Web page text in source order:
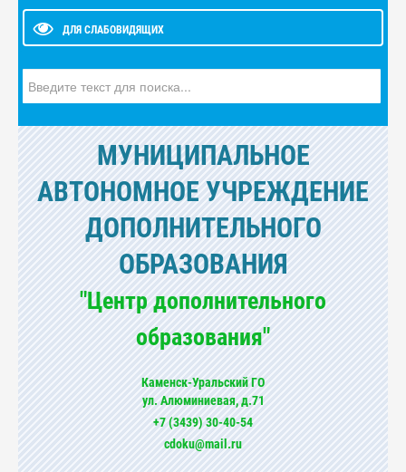
ДЛЯ СЛАБОВИДЯЩИХ
МУНИЦИПАЛЬНОЕ
АВТОНОМНОЕ УЧРЕЖДЕНИЕ
ДОПОЛНИТЕЛЬНОГО
ОБРАЗОВАНИЯ
"Центр дополнительного
образования"
Каменск-Уральский ГО
ул. Алюминиевая, д.71
+7 (3439) 30-40-54
cdoku@mail.ru